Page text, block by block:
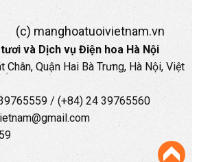
(c) manghoatuoivietnam.vn
và Dịch vụ Điện hoa Hà Nội
Chân, Quận Hai Bà Trưng, Hà Nội, Việt
/ (+84) 24 39765560